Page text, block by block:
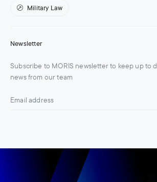
Military Law
Newsletter
Subscribe to MORIS newsletter to keep up to
news from our team